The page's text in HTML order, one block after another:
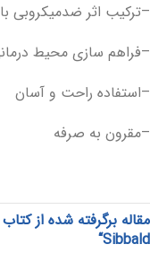
–ترکیب اثر ضدمیکروبی
–فراهم سازی محیط
–استفاده راحت و آسان
–مقرون به صرفه
Sibbald
“